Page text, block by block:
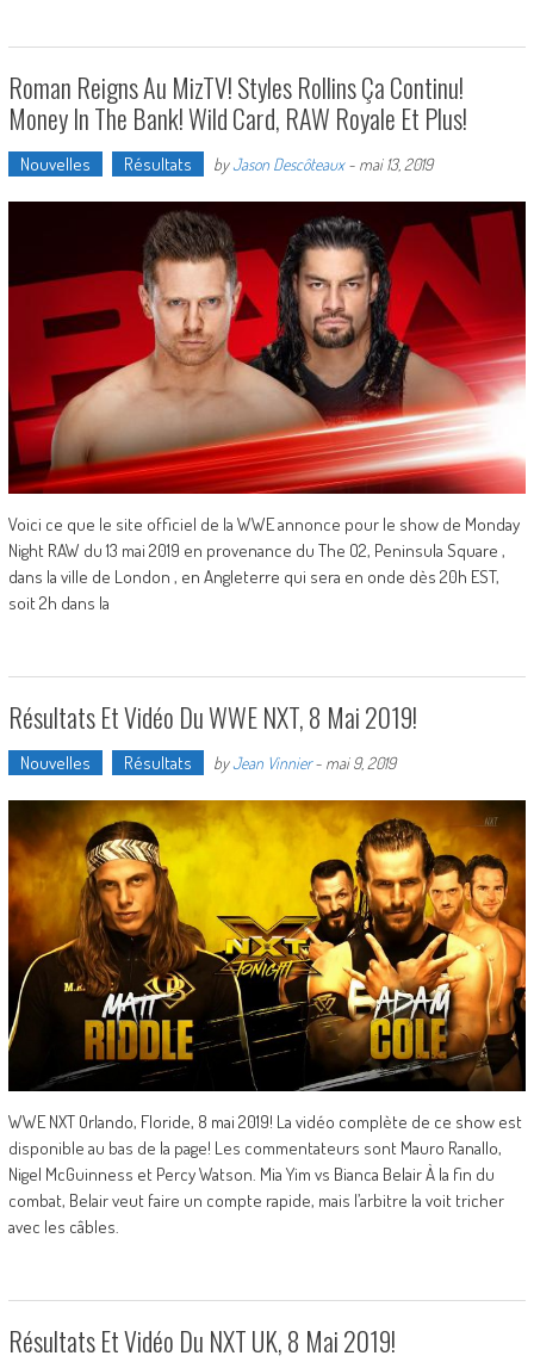
Roman Reigns Au MizTV! Styles Rollins Ça Continu!
Money In The Bank! Wild Card, RAW Royale Et Plus!
Nouvelles Résultats byJason Descôteaux- mai 13, 2019
Voici ce que le site officiel de la WWE annonce pour le show de Monday
Night RAW du 13 mai 2019 en provenance du The O2, Peninsula Square ,
dans la ville de London , en Angleterre qui sera en onde dès 20h EST,
soit 2h dans la
Résultats Et Vidéo Du WWE NXT, 8 Mai 2019!
Nouvelles Résultats byJean Vinnier- mai 9, 2019
WWE NXT Orlando, Floride, 8 mai 2019! La vidéo complète de ce show est
disponible au bas de la page! Les commentateurs sont Mauro Ranallo,
Nigel McGuinness et Percy Watson. Mia Yim vs Bianca Belair À la fin du
combat, Belair veut faire un compte rapide, mais l’arbitre la voit tricher
avec les câbles.
Résultats Et Vidéo Du NXT UK, 8 Mai 2019!